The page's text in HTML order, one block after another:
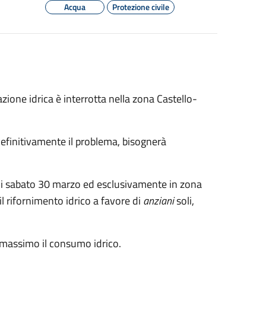
Acqua
Protezione civile
idrica è interrotta nella zona Castello-
il problema, bisognerà
30 marzo ed esclusivamente in zona
rifornimento idrico a favore di anzianisoli,
il consumo idrico.